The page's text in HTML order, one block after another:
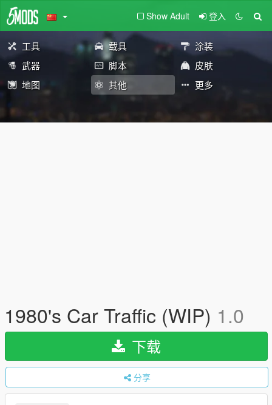
Show Adult 登入
工具 载具
涂装
武器
脚本
皮肤
地图
其他 更多
1980's Car Traffic (WIP) 1.0
下载
分享